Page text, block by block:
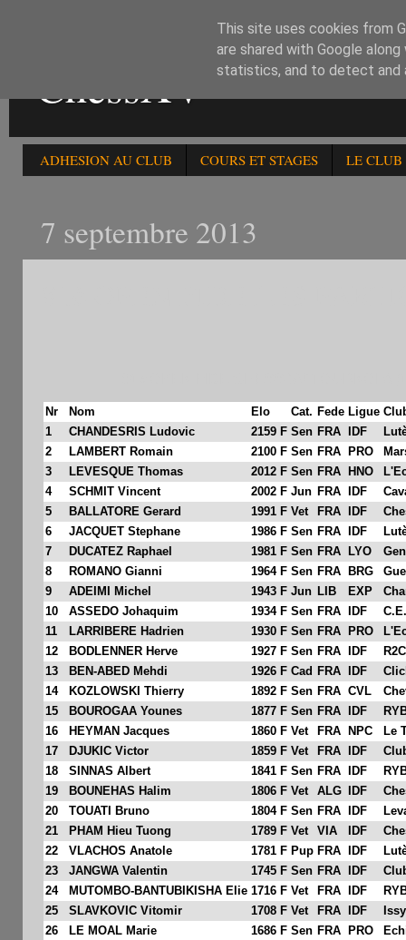
ChessXV
ADHESION AU CLUB COURS ET STAGES LE CLUB
7 septembre 2013
Nr Nom Elo Cat. Fede Ligue
1
CHANDESRIS Ludovic 2159 F Sen FRA IDF
2
LAMBERT Romain 2100 F Sen FRA PRO
3
LEVESQUE Thomas 2012 F Sen FRA HNO
4
SCHMIT Vincent 2002 F Jun FRA IDF
5
BALLATORE Gerard 1991 F Vet FRA IDF
6
JACQUET Stephane 1986 F Sen FRA IDF
7
DUCATEZ Raphael 1981 F Sen FRA LYO
8
ROMANO Gianni 1964 F Sen FRA BRG
9
ADEIMI Michel 1943 F Jun LIB EXP
10
ASSEDO Johaquim 1934 F Sen FRA IDF
11
LARRIBERE Hadrien 1930 F Sen FRA PRO
12
BODLENNER Herve 1927 F Sen FRA IDF
13
BEN-ABED Mehdi 1926 F Cad FRA IDF
14
KOZLOWSKI Thierry 1892 F Sen FRA CVL
15
BOUROGAA Younes 1877 F Sen FRA IDF
16
HEYMAN Jacques 1860 F Vet FRA NPC
Le
17
DJUKIC Victor 1859 F Vet FRA IDF
18
SINNAS Albert 1841 F Sen FRA IDF
19
BOUNEHAS Halim 1806 F Vet ALG IDF
20
TOUATI Bruno 1804 F Sen FRA IDF
21
PHAM Hieu Tuong 1789 F Vet VIA IDF
22
VLACHOS Anatole 1781 F Pup FRA IDF
23
JANGWA Valentin 1745 F Sen FRA IDF
24
MUTOMBO-BANTUBIKISHA Elie 1716 F Vet FRA IDF
25
SLAVKOVIC Vitomir 1708 F Vet FRA IDF
26
LE MOAL Marie 1686 F Sen FRA PRO
This site uses cookies from
are shared with Google
statistics, and to detect and